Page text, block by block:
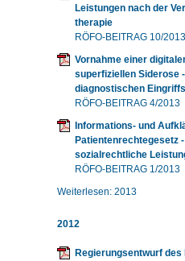
Leistungen nach der
therapie
RÖFO-BEITRAG 10/2013
Vornahme einer
superfiziellen Siderose
diagnostischen Eingriffs
RÖFO-BEITRAG 4/2013
Informations- und
Patientenrechtegesetz
sozialrechtliche
RÖFO-BEITRAG 1/2013
Weiterlesen: 2013
2012
Regierungsentwurf